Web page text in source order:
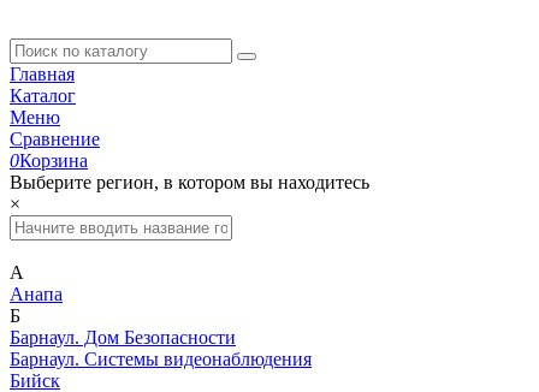
Главная
Каталог
Меню
Сравнение
0Корзина
Выберите регион, в котором вы находитесь
×
А
Анапа
Б
Барнаул. Дом Безопасности
Барнаул. Системы видеонаблюдения
Бийск